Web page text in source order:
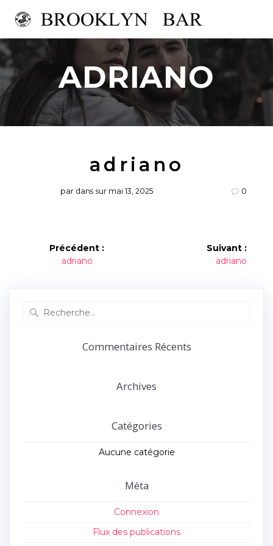
au
ADRIANO
adriano
par dans sur mai 13, 2025 0
Navigation
Précédent :
Article
adriano
Suivant :
Article
adriano
Commentaires Récents
Archives
Catégories
Aucune catégorie
Méta
Connexion
Flux des publications